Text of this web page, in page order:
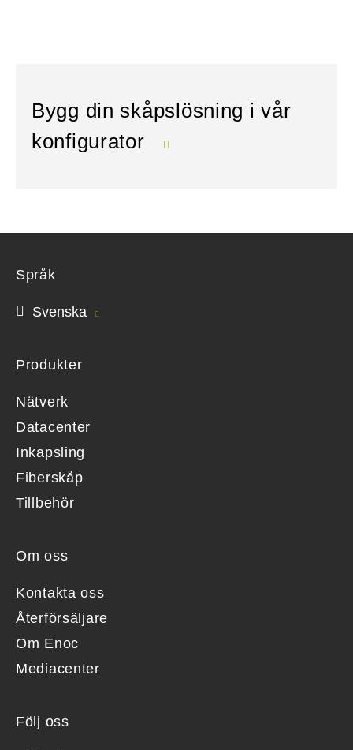
Bygg din skåpslösning i vår
konfigurator
Språk
Svenska
Produkter
Nätverk
Datacenter
Inkapsling
Fiberskåp
Tillbehör
Om oss
Kontakta oss
Återförsäljare
Om Enoc
Mediacenter
Följ oss